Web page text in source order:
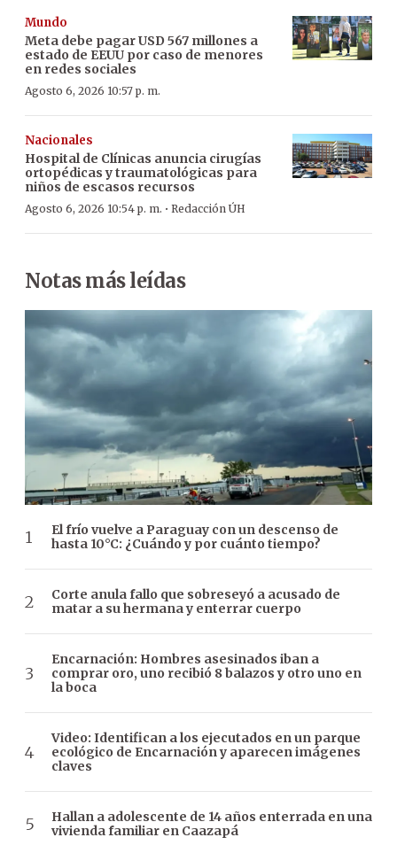
Mundo
Meta debe pagar USD 567 millones a
estado de EEUU por caso de menores
en redes sociales
Agosto 6, 2026 10:57 p. m.
Nacionales
Hospital de Clínicas anuncia cirugías
ortopédicas y traumatológicas para
niños de escasos recursos
Agosto 6, 2026 10:54 p. m. · Redacción ÚH
Notas más leídas
El frío vuelve a Paraguay con un descenso de
hasta 10°C: ¿Cuándo y por cuánto tiempo?
Corte anula fallo que sobreseyó a acusado de
matar a su hermana y enterrar cuerpo
Encarnación: Hombres asesinados iban a
comprar oro, uno recibió 8 balazos y otro uno en
la boca
Video: Identifican a los ejecutados en un parque
ecológico de Encarnación y aparecen imágenes
claves
Hallan a adolescente de 14 años enterrada en una
vivienda familiar en Caazapá